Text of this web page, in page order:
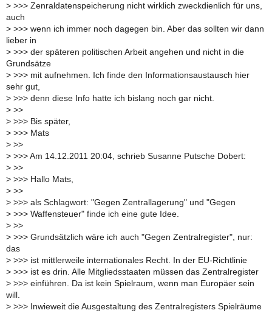
> >>> Zenraldatenspeicherung nicht wirklich zweckdienlich für uns,
auch
> >>> wenn ich immer noch dagegen bin. Aber das sollten wir dann
lieber in
> >>> der späteren politischen Arbeit angehen und nicht in die
Grundsätze
> >>> mit aufnehmen. Ich finde den Informationsaustausch hier
sehr gut,
> >>> denn diese Info hatte ich bislang noch gar nicht.
> >>
> >>> Bis später,
> >>> Mats
> >>
> >>> Am 14.12.2011 20:04, schrieb Susanne Putsche Dobert:
> >>
> >>> Hallo Mats,
> >>
> >>> als Schlagwort: "Gegen Zentrallagerung" und "Gegen
> >>> Waffensteuer" finde ich eine gute Idee.
> >>
> >>> Grundsätzlich wäre ich auch "Gegen Zentralregister", nur:
das
> >>> ist mittlerweile internationales Recht. In der EU-Richtlinie
> >>> ist es drin. Alle Mitgliedsstaaten müssen das Zentralregister
> >>> einführen. Da ist kein Spielraum, wenn man Europäer sein
will.
> >>> Inwieweit die Ausgestaltung des Zentralregisters Spielräume